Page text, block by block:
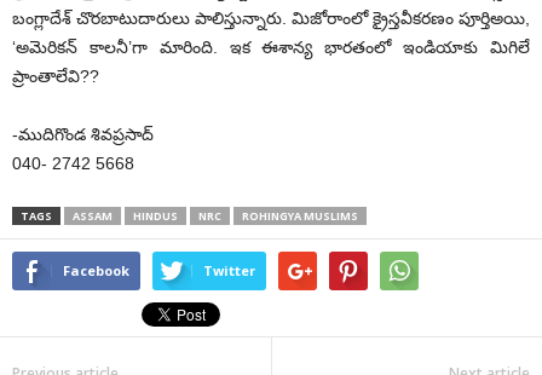
బంగ్లాదేశ్ చొరబాటుదారులు పాలిస్తున్నారు. మిజోరాంలో క్రైస్తవీకరణం పూర్తిఅయి,
‘అమెరికన్ కాలనీ’గా మారింది. ఇక ఈశాన్య భారతంలో ఇండియాకు మిగిలే
ప్రాంతాలేవి??
-ముదిగొండ శివప్రసాద్
040- 2742 5668
TAGS ASSAM HINDUS NRC ROHINGYA MUSLIMS
Facebook Twitter